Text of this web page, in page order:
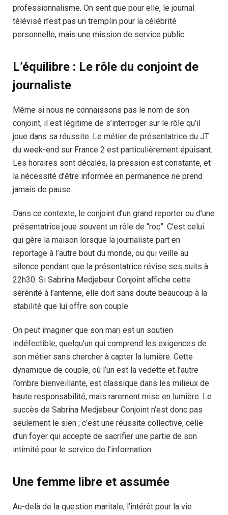
professionnalisme. On sent que pour elle, le journal
télévisé n’est pas un tremplin pour la célébrité
personnelle, mais une mission de service public.
L’équilibre : Le rôle du conjoint de
journaliste
Même si nous ne connaissons pas le nom de son
conjoint, il est légitime de s’interroger sur le rôle qu’il
joue dans sa réussite. Le métier de présentatrice du JT
du week-end sur France 2 est particulièrement épuisant.
Les horaires sont décalés, la pression est constante, et
la nécessité d’être informée en permanence ne prend
jamais de pause.
Dans ce contexte, le conjoint d’un grand reporter ou d’une
présentatrice joue souvent un rôle de “roc”. C’est celui
qui gère la maison lorsque la journaliste part en
reportage à l’autre bout du monde, ou qui veille au
silence pendant que la présentatrice révise ses suits à
22h30. Si Sabrina Medjebeur Conjoint affiche cette
sérénité à l’antenne, elle doit sans doute beaucoup à la
stabilité que lui offre son couple.
On peut imaginer que son mari est un soutien
indéfectible, quelqu’un qui comprend les exigences de
son métier sans chercher à capter la lumière. Cette
dynamique de couple, où l’un est la vedette et l’autre
l’ombre bienveillante, est classique dans les milieux de
haute responsabilité, mais rarement mise en lumière. Le
succès de Sabrina Medjebeur Conjoint n’est donc pas
seulement le sien ; c’est une réussite collective, celle
d’un foyer qui accepte de sacrifier une partie de son
intimité pour le service de l’information.
Une femme libre et assumée
Au-delà de la question maritale, l’intérêt pour la vie